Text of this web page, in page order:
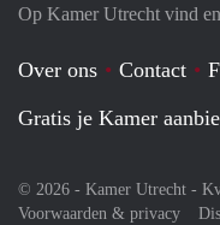
Op Kamer Utrecht vind
Over ons Contact
Gratis je Kamer
© 2026 - Kamer Utrecht -
Voorwaarden & privacy